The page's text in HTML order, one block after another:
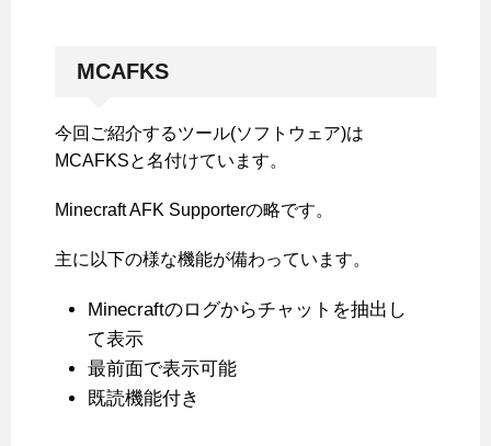
MCAFKS
今回ご紹介するツール(ソフトウェア)は
MCAFKSと名付けています。
Minecraft AFK Supporterの略です。
主に以下の様な機能が備わっています。
Minecraftのログからチャットを抽出し
て表示
最前面で表示可能
既読機能付き